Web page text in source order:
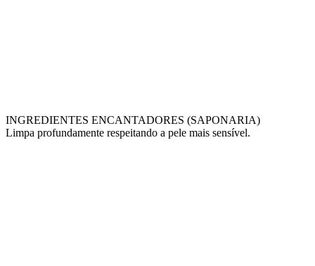
INGREDIENTES ENCANTADORES (SAPONARIA)
Limpa profundamente respeitando a pele mais sensível.